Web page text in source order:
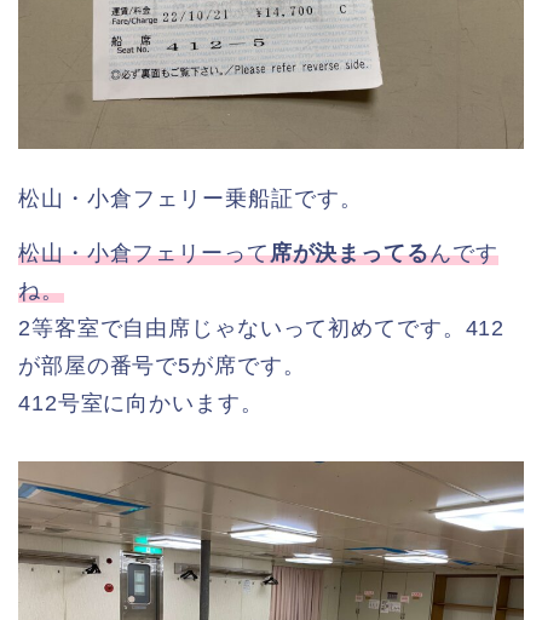
松山・小倉フェリー乗船証です。
松山・小倉フェリーって席が決まってるんです
ね。
2等客室で自由席じゃないって初めてです。412
が部屋の番号で5が席です。
412号室に向かいます。